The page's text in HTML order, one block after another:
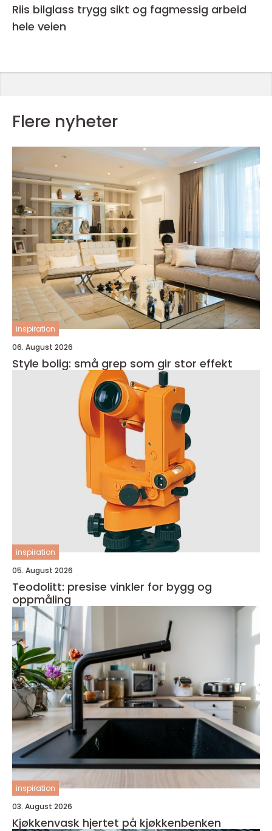
Riis bilglass trygg sikt og fagmessig arbeid
hele veien
Flere nyheter
inspiration
06. August 2026
Style bolig: små grep som gir stor effekt
inspiration
05. August 2026
Teodolitt: presise vinkler for bygg og
oppmåling
inspiration
03. August 2026
Kjøkkenvask hjertet på kjøkkenbenken